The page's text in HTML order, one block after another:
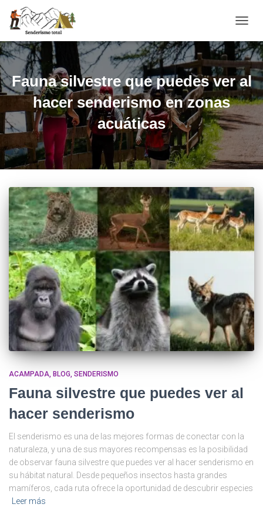
Fauna silvestre que puedes ver al
hacer senderismo en zonas
acuáticas
ACAMPADA BLOG SENDERISMO
Fauna silvestre que puedes ver al
hacer senderismo
El senderismo es una de las mejores formas de conectar con la
naturaleza, y una de sus mayores recompensas es la posibilidad
de observar fauna silvestre que puedes ver al hacer senderismo en
su hábitat natural. Desde pequeños insectos hasta grandes
mamíferos, cada ruta ofrece la oportunidad de descubrir especies
Leer más